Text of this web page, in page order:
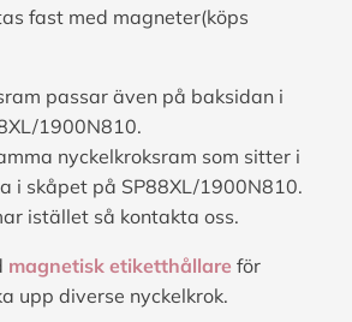
fast med magneter(köps
passar även på baksidan i
1900N810.
nyckelkroksram som sitter i
i skåpet på SP88XL/1900N810.
istället så kontakta oss.
magnetisk etiketthållare för
upp diverse nyckelkrok.